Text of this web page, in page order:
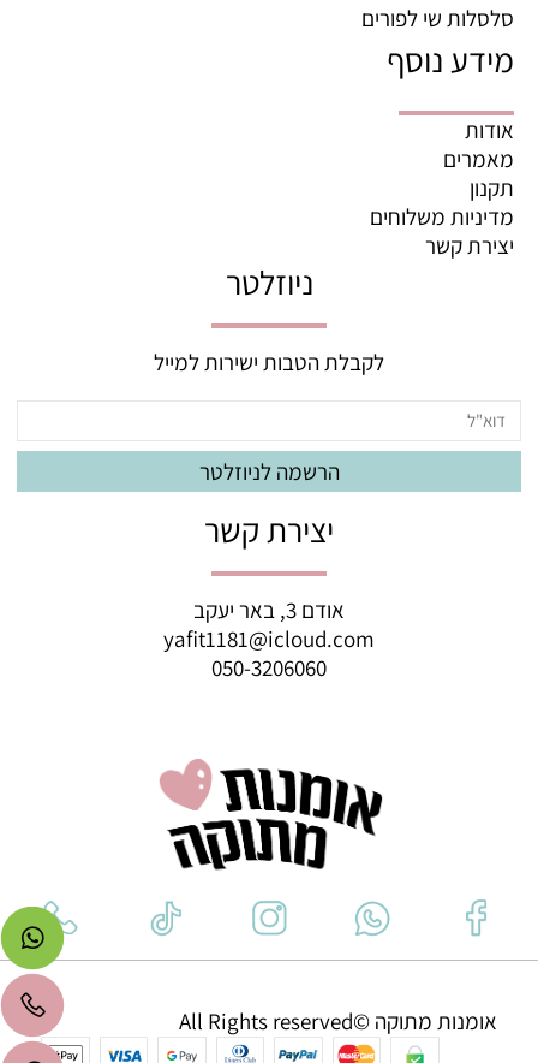
סלסלות שי לפורים
מידע נוסף
אודות
מאמרים
תקנון
מדיניות משלוחים
יצירת קשר
ניוזלטר
לקבלת הטבות ישירות למייל
יצירת קשר
אודם 3, באר יעקב
yafit1181@icloud.com
050-3206060
אומנות מתוקה ©All Rights reserved